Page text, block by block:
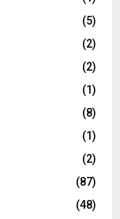
(5)
(2)
(2)
(1)
(8)
(1)
(2)
(87)
(48)